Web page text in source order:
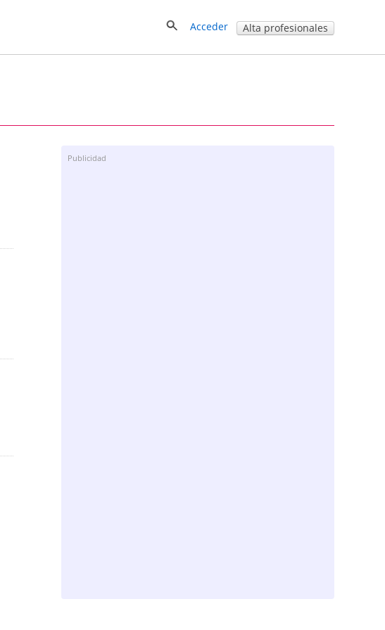
Acceder Alta profesionales
Publicidad